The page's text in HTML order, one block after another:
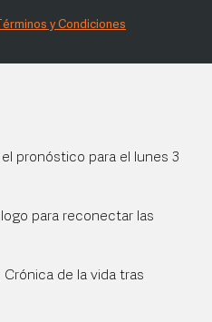
Términos y Condiciones
pronóstico para el lunes 3
para reconectar las
Crónica de la vida tras